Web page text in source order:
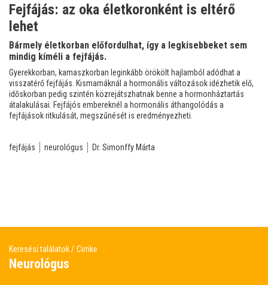
Fejfájás: az oka életkoronként is eltérő
lehet
Bármely életkorban előfordulhat, így a legkisebbeket sem
mindig kíméli a fejfájás.
Gyerekkorban, kamaszkorban leginkább örökölt hajlamból adódhat a
visszatérő fejfájás. Kismamáknál a hormonális változások idézhetik elő,
időskorban pedig szintén közrejátszhatnak benne a hormonháztartás
átalakulásai. Fejfájós embereknél a hormonális áthangolódás a
fejfájások ritkulását, megszűnését is eredményezheti.
fejfájás neurológus Dr. Simonffy Márta
Keresési találatok Cimke
Neurológus